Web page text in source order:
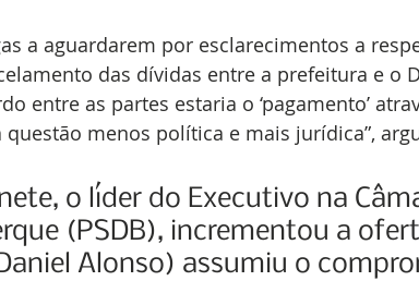
a aguardarem por esclarecimentos a
das dívidas entre a prefeitura e o
entre as partes estaria o ‘pagamento’
questão menos política e mais jurídica”,
o líder do Executivo na
(PSDB), incrementou a
Alonso) assumiu o